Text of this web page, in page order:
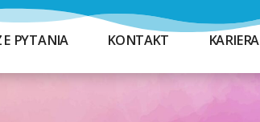
PYTANIA KONTAKT KARIERA